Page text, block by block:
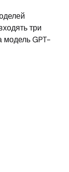
три
модель GPT-